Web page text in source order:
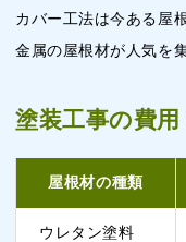
カバー工法は今ある屋
金属の屋根材が人気を
塗装工事の費用
屋根材の種類
ウレタン塗料